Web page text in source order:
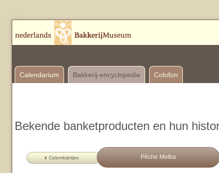
Calendarium Bakkerij-encyclopedie Colofon
Bekende banketproducten en hun
Colombijntjes Pêche Melba